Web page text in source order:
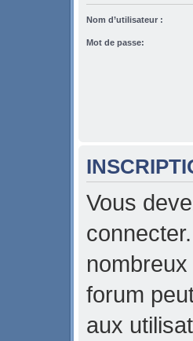
Nom d’utilisateur :
Mot de passe:
Vous
forum
aux